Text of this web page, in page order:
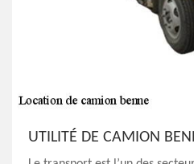
UTILITÉ DE CAMION